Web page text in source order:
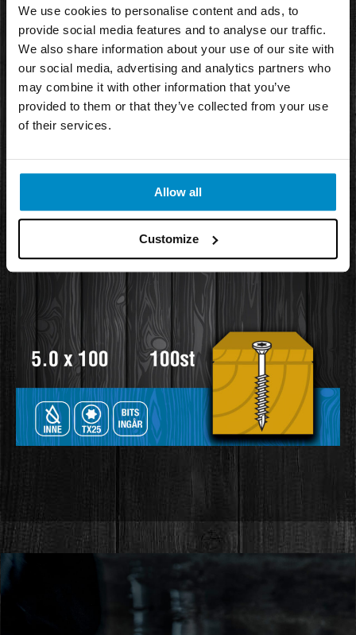
We use cookies to personalise content and ads, to
provide social media features and to analyse our traffic.
We also share information about your use of our site with
our social media, advertising and analytics partners who
may combine it with other information that you’ve
provided to them or that they’ve collected from your use
of their services.
Allow all
Customize